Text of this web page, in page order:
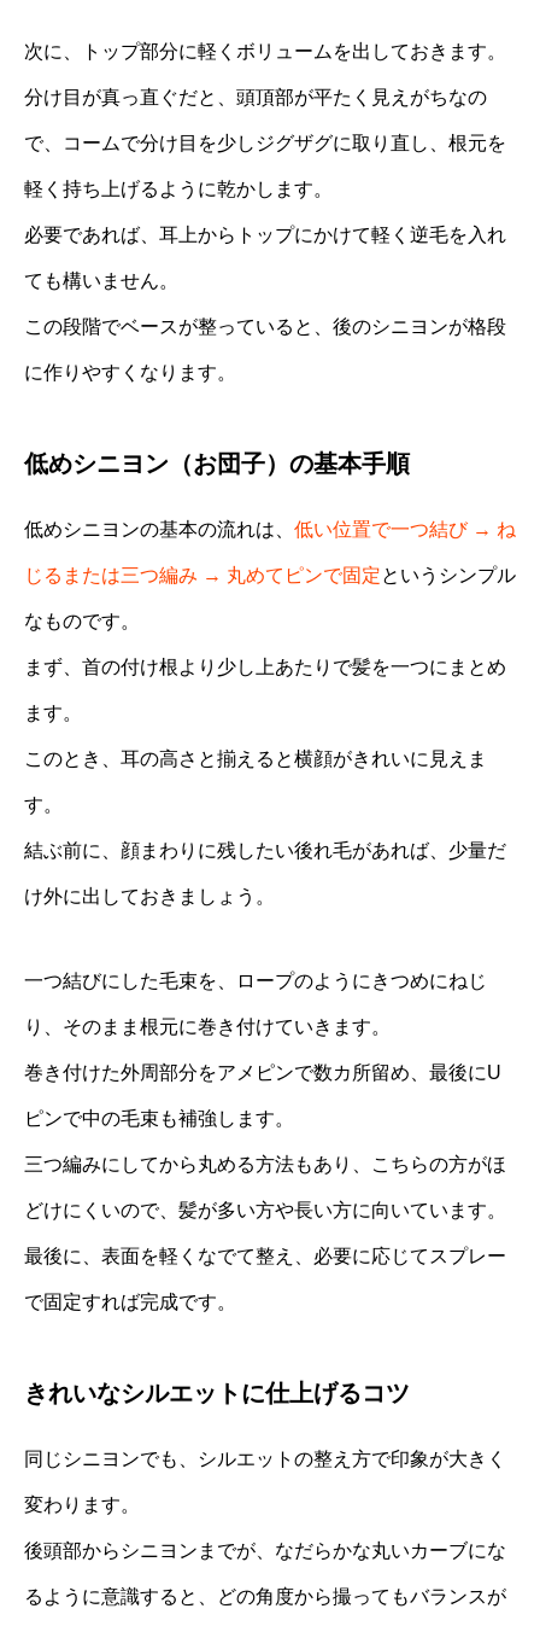
次に、トップ部分に軽くボリュームを出しておきます。
分け目が真っ直ぐだと、頭頂部が平たく見えがちなの
で、コームで分け目を少しジグザグに取り直し、根元を
軽く持ち上げるように乾かします。
必要であれば、耳上からトップにかけて軽く逆毛を入れ
ても構いません。
この段階でベースが整っていると、後のシニヨンが格段
に作りやすくなります。
低めシニヨン（お団子）の基本手順
低めシニヨンの基本の流れは、 低い位置で一つ結び → ね
じるまたは三つ編み → 丸めてピンで固定というシンプル
なものです。
まず、首の付け根より少し上あたりで髪を一つにまとめ
ます。
このとき、耳の高さと揃えると横顔がきれいに見えま
す。
結ぶ前に、顔まわりに残したい後れ毛があれば、少量だ
け外に出しておきましょう。
一つ結びにした毛束を、ロープのようにきつめにねじ
り、そのまま根元に巻き付けていきます。
巻き付けた外周部分をアメピンで数カ所留め、最後にU
ピンで中の毛束も補強します。
三つ編みにしてから丸める方法もあり、こちらの方がほ
どけにくいので、髪が多い方や長い方に向いています。
最後に、表面を軽くなでて整え、必要に応じてスプレー
で固定すれば完成です。
きれいなシルエットに仕上げるコツ
同じシニヨンでも、シルエットの整え方で印象が大きく
変わります。
後頭部からシニヨンまでが、なだらかな丸いカーブにな
るように意識すると、どの角度から撮ってもバランスが